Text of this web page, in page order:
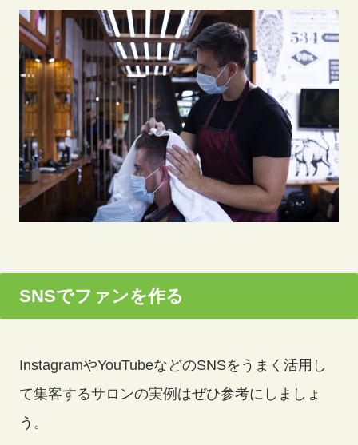
SNSでファンを作る
InstagramやYouTubeなどのSNSをうまく活用し
て集客するサロンの実例はぜひ参考にしましょ
う。